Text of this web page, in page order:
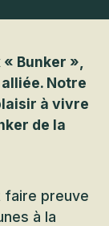
Bunker »,
Notre
à vivre
de la
faire preuve
à la